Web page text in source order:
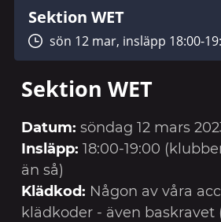
Sektion WET
sön 12 mar, insläpp 18:00-
Sektion WET
Datum: söndag 12 mars
Insläpp: 18:00-19:00
än så)
Klädkod: Någon av våra
klädkoder - även baskravet